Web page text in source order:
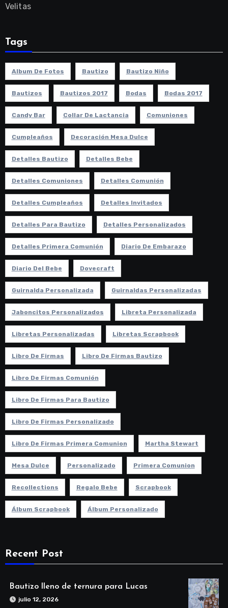
Velitas
Tags
Album De Fotos Bautizo Bautizo Niño
Bautizos Bautizos 2017 Bodas Bodas 2017
Candy Bar Collar De Lactancia Comuniones
Cumpleaños Decoración Mesa Dulce
Detalles Bautizo Detalles Bebe
Detalles Comuniones Detalles Comunión
Detalles Cumpleaños Detalles Invitados
Detalles Para Bautizo Detalles Personalizados
Detalles Primera Comunión Diario De Embarazo
Diario Del Bebe Dovecraft
Guirnalda Personalizada Guirnaldas Personalizadas
Jaboncitos Personalizados Libreta Personalizada
Libretas Personalizadas Libretas Scrapbook
Libro De Firmas Libro De Firmas Bautizo
Libro De Firmas Comunión
Libro De Firmas Para Bautizo
Libro De Firmas Personalizado
Libro De Firmas Primera Comunion Martha Stewart
Mesa Dulce Personalizado Primera Comunion
Recollections Regalo Bebe Scrapbook
Álbum Scrapbook Álbum Personalizado
Recent Post
Bautizo lleno de ternura para Lucas
julio 12, 2026